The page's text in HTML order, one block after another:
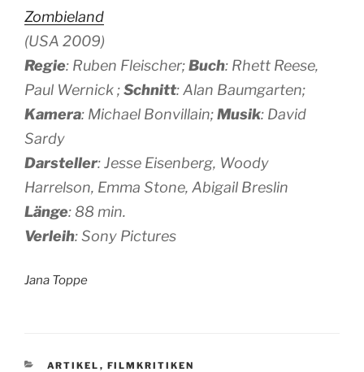
Zombieland
(USA 2009)
Regie: Ruben Fleischer;Buch: Rhett Reese,
Paul Wernick ;Schnitt: Alan Baumgarten;
Kamera: Michael Bonvillain;Musik: David
Sardy
Darsteller: Jesse Eisenberg, Woody
Harrelson, Emma Stone, Abigail Breslin
Länge: 88 min.
Verleih: Sony Pictures
Jana Toppe
KATEGORIEN
ARTIKEL , FILMKRITIKEN